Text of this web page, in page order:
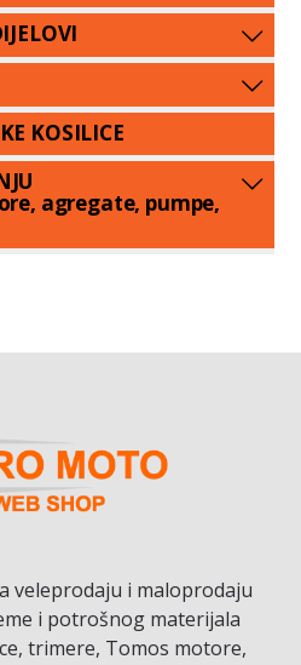
KOSILICE
agregate, pumpe,
veleprodaju i maloprodaju
i potrošnog materijala
trimere, Tomos motore,